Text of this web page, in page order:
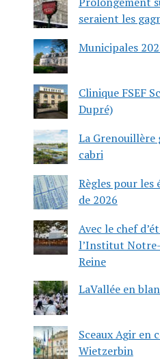
seraient les
Municipales
Clinique FSEF
Dupré)
La Grenouillère
cabri
Règles pour les
de 2026
Avec le chef
l’Institut
Reine
LaVallée en
Sceaux Agir en
Wietzerbin